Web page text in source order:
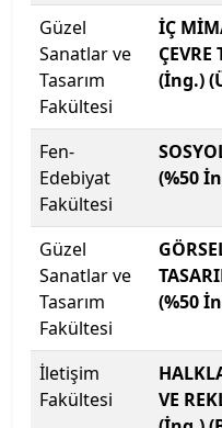
Kayseri Üniversitesi
Kıbrıs Amerikan
Kıbrıs Amerikan
Kıbrıs Aydın
Kıbrıs Batı
Kıbrıs Sağlık ve
Kırgızistan-
Kırıkkale
Güzel
Sanatlar ve
Tasarım
Fakültesi
İÇ
(İng.)
Fen-
Edebiyat
Fakültesi
(%50
Güzel
Sanatlar ve
Tasarım
Fakültesi
(%50
İletişim
Fakültesi
VE